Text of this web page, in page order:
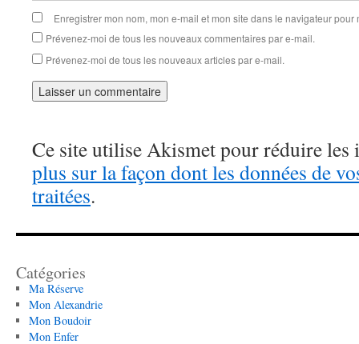
Enregistrer mon nom, mon e-mail et mon site dans le navigateur
Prévenez-moi de tous les nouveaux commentaires par e-mail.
Prévenez-moi de tous les nouveaux articles par e-mail.
Ce site utilise Akismet pour réduire les
plus sur la façon dont les données de
traitées.
Catégories
Ma Réserve
Mon Alexandrie
Mon Boudoir
Mon Enfer